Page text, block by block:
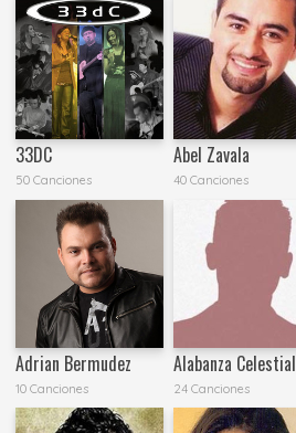
33DC
50 Canciones
Abel Zavala
40 Canciones
Adrian Bermudez
10 Canciones
Alabanza Celestial
24 Canciones